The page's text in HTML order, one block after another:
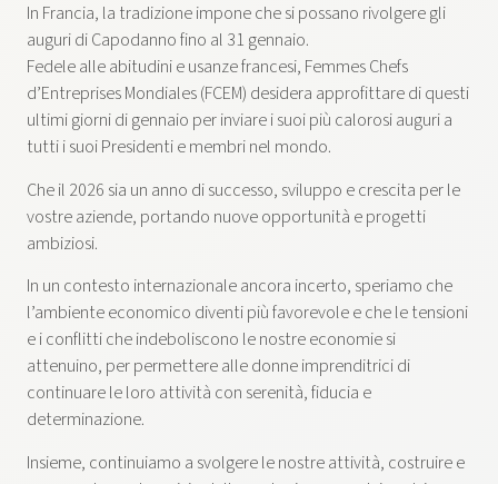
In Francia, la tradizione impone che si possano rivolgere gli
auguri di Capodanno fino al 31 gennaio.
Fedele alle abitudini e usanze francesi, Femmes Chefs
d’Entreprises Mondiales (FCEM) desidera approfittare di questi
ultimi giorni di gennaio per inviare i suoi più calorosi auguri a
tutti i suoi Presidenti e membri nel mondo.
Che il 2026 sia un anno di successo, sviluppo e crescita per le
vostre aziende, portando nuove opportunità e progetti
ambiziosi.
In un contesto internazionale ancora incerto, speriamo che
l’ambiente economico diventi più favorevole e che le tensioni
e i conflitti che indeboliscono le nostre economie si
attenuino, per permettere alle donne imprenditrici di
continuare le loro attività con serenità, fiducia e
determinazione.
Insieme, continuiamo a svolgere le nostre attività, costruire e